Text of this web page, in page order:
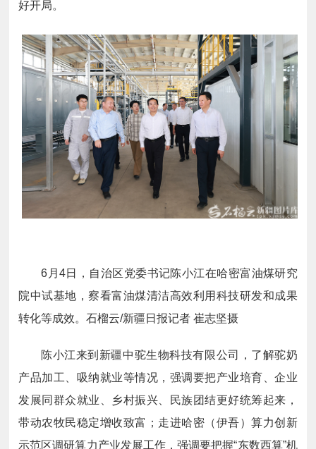
好开局。
6月4日，自治区党委书记陈小江在哈密富油煤研究
院中试基地，察看富油煤清洁高效利用科技研发和成果
转化等成效。石榴云/新疆日报记者 崔志坚摄
陈小江来到新疆中驼生物科技有限公司，了解驼奶
产品加工、吸纳就业等情况，强调要把产业培育、企业
发展同群众就业、乡村振兴、民族团结更好统筹起来，
带动农牧民稳定增收致富；走进哈密（伊吾）算力创新
示范区调研算力产业发展工作，强调要把握“东数西算”机